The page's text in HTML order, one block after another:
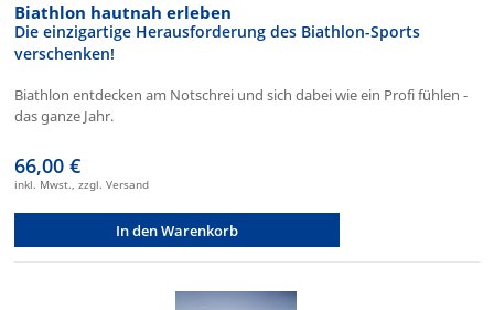
Biathlon hautnah erleben
Die einzigartige Herausforderung des Biathlon-Sports
verschenken!
Biathlon entdecken am Notschrei und sich dabei wie ein Profi fühlen -
das ganze Jahr.
66,00 €
inkl. Mwst., zzgl. Versand
In den Warenkorb